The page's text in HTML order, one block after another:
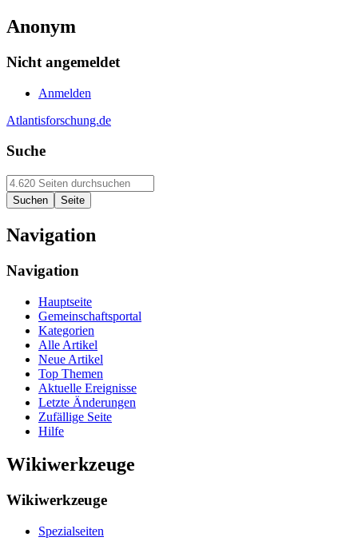
Anonym
Nicht angemeldet
Anmelden
Atlantisforschung.de
Suche
Navigation
Navigation
Hauptseite
Gemeinschaftsportal
Kategorien
Alle Artikel
Neue Artikel
Top Themen
Aktuelle Ereignisse
Letzte Änderungen
Zufällige Seite
Hilfe
Wikiwerkzeuge
Wikiwerkzeuge
Spezialseiten